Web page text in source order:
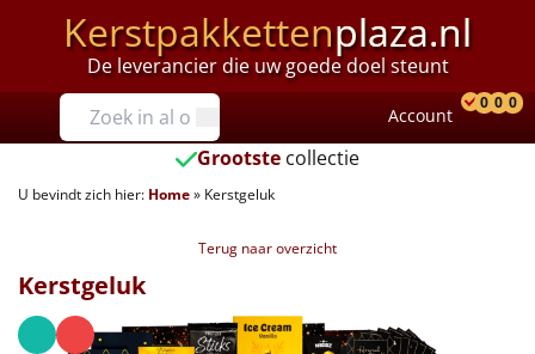
Kerstpakkettenplaza.nl
De leverancier die uw goede doel steunt
Prijzen
Tot €25
€25 tot €35
€40 tot €45
Account
0 0 0
Grootste collectie
U bevindt zich hier: Home» Kerstgeluk
Terug naar overzicht
Kerstgeluk